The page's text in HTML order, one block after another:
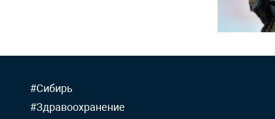
#Сибирь
#Здравоохранение